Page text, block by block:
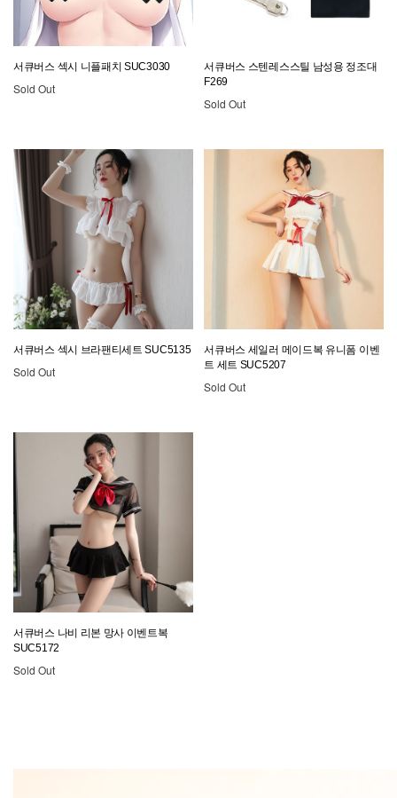
서큐버스 섹시 니플패치 SUC3030
Sold Out
서큐버스 스텐레스스틸 남성용 정조대
F269
Sold Out
서큐버스 섹시 브라팬티세트 SUC5135
Sold Out
서큐버스 세일러 메이드복 유니폼 이벤
트 세트 SUC5207
Sold Out
서큐버스 나비 리본 망사 이벤트복
SUC5172
Sold Out